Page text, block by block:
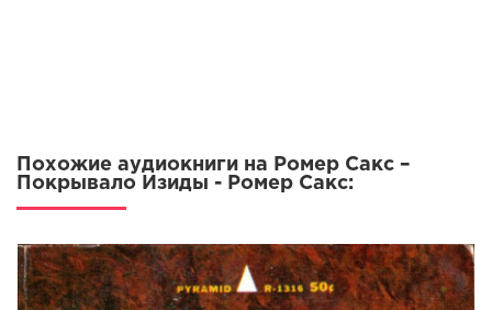
Похожие аудиокниги на Ромер Сакс –
Покрывало Изиды - Ромер Сакс: